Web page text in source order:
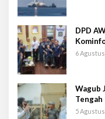
DPD
6
Wagub
Tengah
5